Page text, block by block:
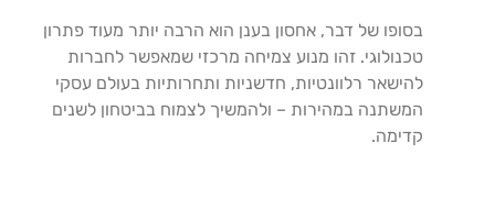
בסופו של דבר, אחסון בענן הוא הרבה יותר מעוד פתרון
טכנולוגי. זהו מנוע צמיחה מרכזי שמאפשר לחברות
להישאר רלוונטיות, חדשניות ותחרותיות בעולם עסקי
המשתנה במהירות – ולהמשיך לצמוח בביטחון לשנים
קדימה.